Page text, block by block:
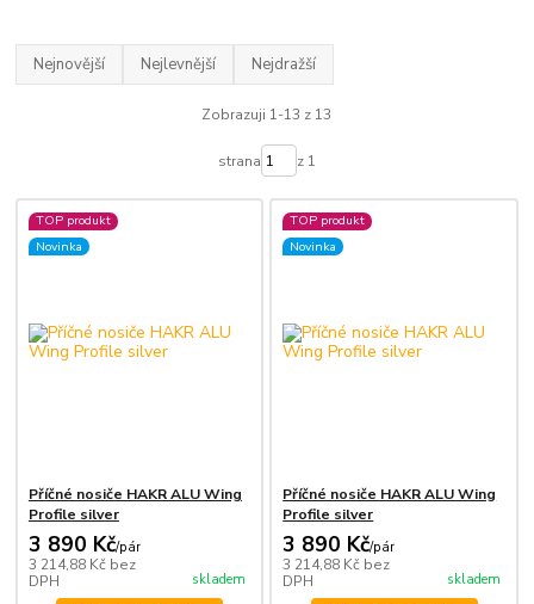
Nejnovější Nejlevnější Nejdražší
Zobrazuji 1-13 z 13
strana z 1
TOP produkt
Novinka
Příčné nosiče HAKR ALU Wing
Profile silver
3 890 Kč/pár
3 214,88 Kč bez
DPH
skladem
TOP produkt
Novinka
Příčné nosiče HAKR ALU Wing
Profile silver
3 890 Kč/pár
3 214,88 Kč bez
DPH
skladem